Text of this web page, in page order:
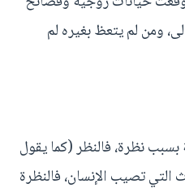
ومن لم يتعظ بغيره لم
نظرة، فالنظر (كما يقول
تصيب الإنسان، فالنظرة